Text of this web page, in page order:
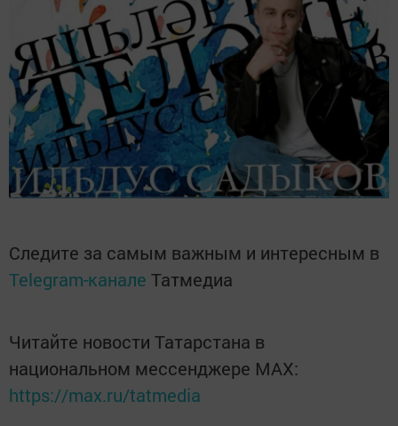
Следите за самым важным и интересным в
Telegram-канале Татмедиа
Читайте новости Татарстана в
национальном мессенджере MАХ:
https://max.ru/tatmedia